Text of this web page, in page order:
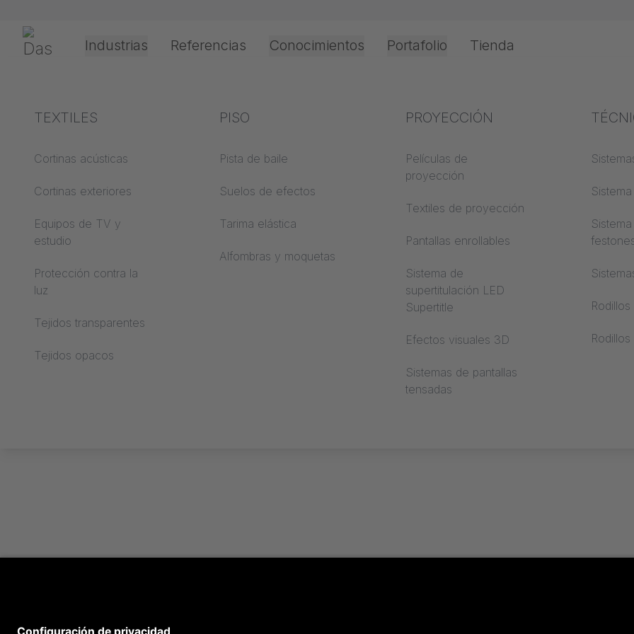
Gerriets Industrias
Teatro y cultura
Eventos y
Oficina e Interior
Referencias Conocimientos
Explicación de los
ABC de películas de
ABC de textiles de
Técnicas de
aplicación
Tipos de
Procesamiento de
películas de
Experiencia en el
Conocimientos textiles
Conocimientos
proyección
de
Trevira
Portafolio
TEXTILES
Cortinas acústicas
Cortinas exteriores
Equipos de TV y
estudio
Protección contra la
luz
Tejidos transparentes
Tejidos opacos
PISO
Pista de baile
Suelos de efectos
Tarima elástica
Alfombras y moquetas
PROYECCIÓN
Películas de
proyección
Textiles de proyección
Pantallas enrollables
Sistema de
supertitulación LED
Supertitle
Efectos visuales 3D
Sistemas de pantallas
tensadas
Tienda